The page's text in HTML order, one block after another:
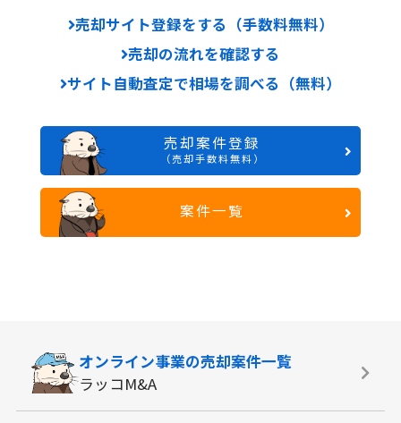
売却サイト登録をする（手数料無料）
売却の流れを確認する
サイト自動査定で相場を調べる（無料）
売却案件登録
（売却手数料無料）
案件一覧
オンライン事業の売却案件一覧
ラッコM&A